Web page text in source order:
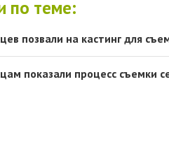
по теме:
позвали на кастинг для
показали процесс съемки